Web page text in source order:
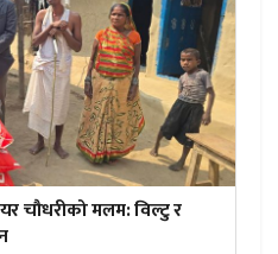
चौधरीको मलम: विल्टु र